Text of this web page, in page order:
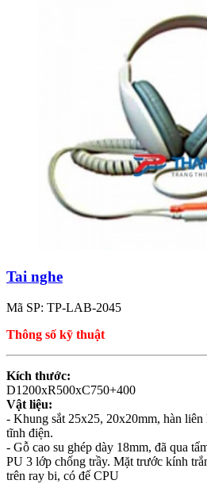
Tai nghe
Mã SP: TP-LAB-2045
Thông số kỹ thuật
Kích thước:
D1200xR500xC750+400
Vật liệu:
- Khung sắt 25x25, 20x20mm, hàn
tĩnh điện.
- Gỗ cao su ghép dày 18mm, đã qua
PU 3 lớp chống trầy. Mặt trước kính
trên ray bi, có đế CPU